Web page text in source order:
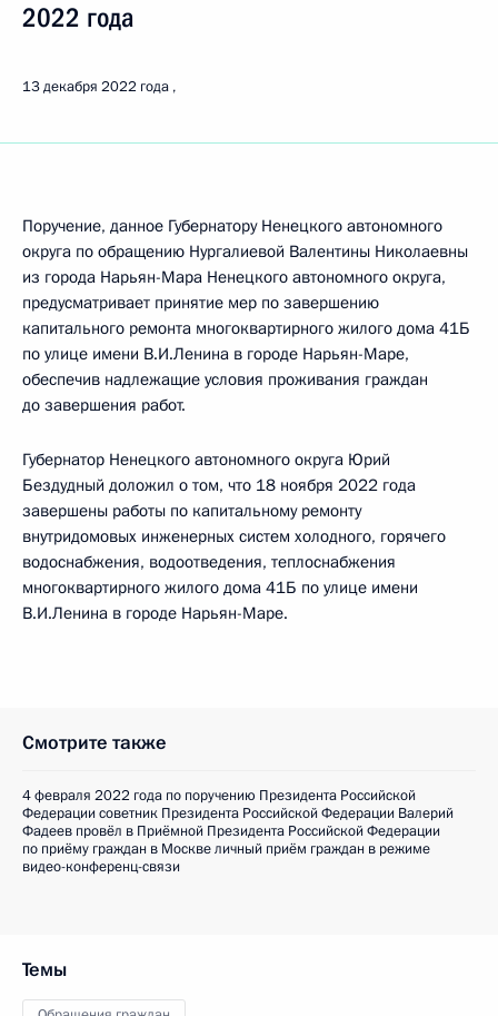
2022 года
13 декабря 2022 года
Поручение, данное Губернатору Ненецкого автономного
округа по обращению Нургалиевой Валентины Николаевны
из города Нарьян-Мара Ненецкого автономного округа,
предусматривает принятие мер по завершению
капитального ремонта многоквартирного жилого дома 41Б
по улице имени В.И.Ленина в городе Нарьян-Маре,
обеспечив надлежащие условия проживания граждан
до завершения работ.
Губернатор Ненецкого автономного округа Юрий
Бездудный доложил о том, что 18 ноября 2022 года
завершены работы по капитальному ремонту
внутридомовых инженерных систем холодного, горячего
водоснабжения, водоотведения, теплоснабжения
многоквартирного жилого дома 41Б по улице имени
В.И.Ленина в городе Нарьян-Маре.
Смотрите также
4 февраля 2022 года по поручению Президента Российской
Федерации советник Президента Российской Федерации Валерий
Фадеев провёл в Приёмной Президента Российской Федерации
по приёму граждан в Москве личный приём граждан в режиме
видео-конференц-связи
Темы